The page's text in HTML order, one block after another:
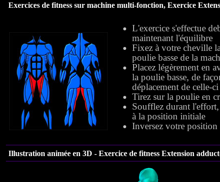
Exercices de fitness sur machine multi-fonction, Exercice
L'exercice s'effectue
maintenant l'équilibre
Fixez à votre cheville
poulie basse de la
Placez légèrement en
la poulie basse, de
déplacement de celle-ci
Tirez sur la poulie en
Soufflez durant
à la position initiale
Inversez votre
Illustration animée en 3D - Exercice de fitness Extension